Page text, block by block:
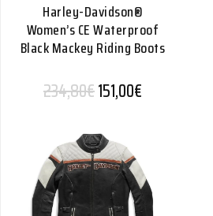
Harley-Davidson®
Women’s CE Waterproof
Black Mackey Riding Boots
234,80€Alkuperäinen hinta
151,00€